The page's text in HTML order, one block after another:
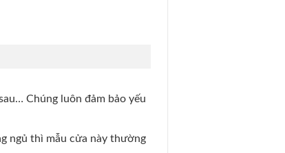
Chúng luôn đảm bảo yếu
ngủ thì mẫu cửa này thường